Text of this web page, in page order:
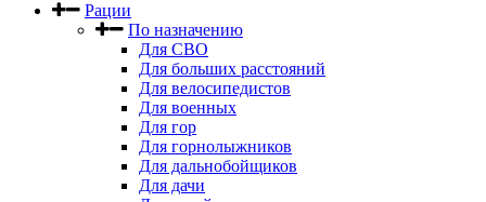
Рации
По назначению
Для СВО
Для больших расстояний
Для велосипедистов
Для военных
Для гор
Для горнолыжников
Для дальнобойщиков
Для дачи